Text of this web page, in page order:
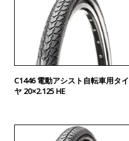
C1446 電動アシスト自転車用タイ
ヤ 20×2.125 HE